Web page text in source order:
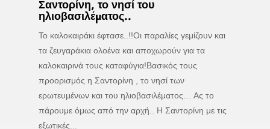
Σαντορίνη, το νησί του
ηλιοβασιλέματος..
Το καλοκαιράκι έφτασε..!!Οι παραλίες γεμίζουν και
τα ζευγαράκια ολοένα και αποχωρούν για τα
καλοκαιρινά τους καταφύγια!Βασικός τους
προορισμός η Σαντορίνη , το νησί των
ερωτευμένων και του ηλιοβασιλέματος… Ας το
πάρουμε όμως από την αρχή.. Η Σαντορίνη με τις
εξωτικές...